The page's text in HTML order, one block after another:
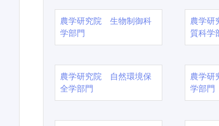
農学研究院 生物制御科
学部門
農学
質科学
農学研究院 自然環境保
全学部門
農学
学部門